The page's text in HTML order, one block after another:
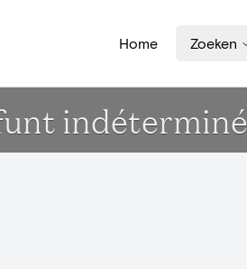
Home Zoeken
indéterminé